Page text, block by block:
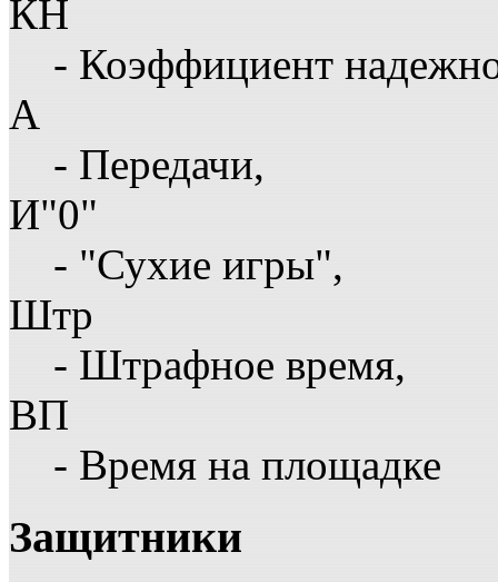
КН
- Коэффициент
А
- Передачи,
И"0"
- "Сухие игры",
Штр
- Штрафное время,
ВП
- Время на площадке
Защитники